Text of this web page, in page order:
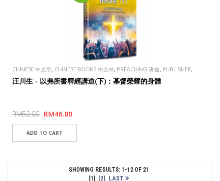
CHINESE 中文部, CHINESE BOOKS 中文书, PREACHING 讲道, PUBLISHER,
TAOSHENG, TAIWAN 道聲出版社
汪川生 - 以弗所書釋經講道(下)：基督榮耀的身體
RM52.00 RM46.80
SHOWING RESULTS: 1-12 OF 21
[1]
[2] LAST